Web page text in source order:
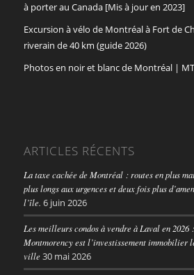
à porter au Canada [Mis à jour en 2023]
Excursion à vélo de Montréal à Fort de
riverain de 40 km (guide 2026)
Photos en noir et blanc de Montréal |
ARTICLES RÉCENTS
La taxe cachée de Montréal : routes en plus
plus longs aux urgences et deux fois plus
l’île. 6 juin 2026
Les meilleurs condos à vendre à Laval en
Montmorency est l’investissement immobilier
ville 30 mai 2026